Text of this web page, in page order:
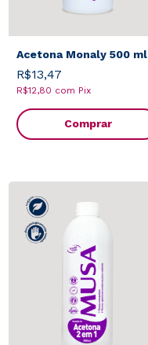
Acetona Monaly 500 ml
R$13,47
R$12,80 com Pix
Comprar